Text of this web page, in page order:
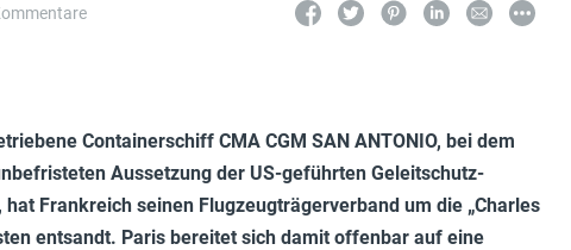
Containerschiff CMA CGM SAN ANTONIO, bei dem
Aussetzung der US-geführten Geleitschutz-
Frankreich seinen Flugzeugträgerverband um die „Charles
entsandt. Paris bereitet sich damit offenbar auf eine